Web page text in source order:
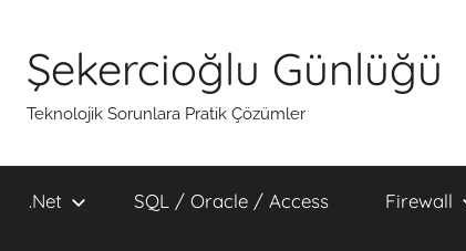
Şekercioğlu Günlüğü
Teknolojik Sorunlara Pratik Çözümler
.Net SQL / Oracle / Access Firewall